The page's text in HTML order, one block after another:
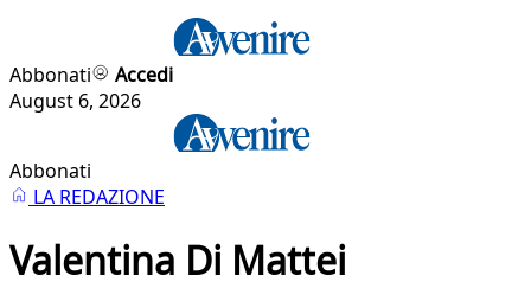
Abbonati
Accedi
August 6, 2026
Abbonati
LA REDAZIONE
Valentina Di Mattei